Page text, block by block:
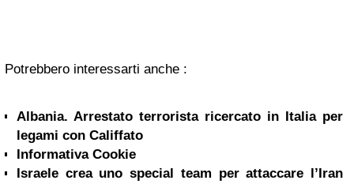
Potrebbero interessarti anche :
Albania. Arrestato terrorista ricercato in Italia per
legami con Califfato
Informativa Cookie
Israele crea uno special team per attaccare l’Iran